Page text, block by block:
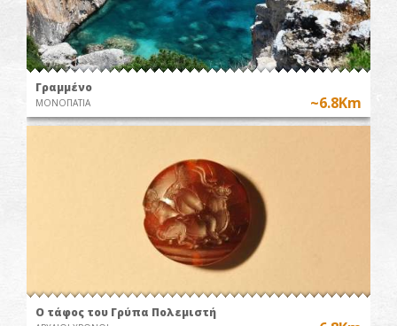
Γραμμένο
ΜΟΝΟΠΑΤΙΑ ~6.8Km
Ο τάφος του Γρύπα Πολεμιστή